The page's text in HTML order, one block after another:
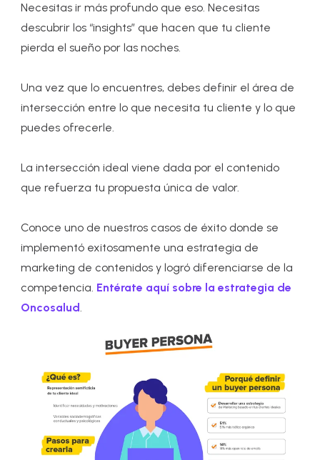
Necesitas ir más profundo que eso. Necesitas
descubrir los “insights” que hacen que tu cliente
pierda el sueño por las noches.
Una vez que lo encuentres, debes definir el área de
intersección entre lo que necesita tu cliente y lo que
puedes ofrecerle.
La intersección ideal viene dada por el contenido
que refuerza tu propuesta única de valor.
Conoce uno de nuestros casos de éxito donde se
implementó exitosamente una estrategia de
marketing de contenidos y logró diferenciarse de la
competencia. Entérate aquí sobre la estrategia de
Oncosalud.